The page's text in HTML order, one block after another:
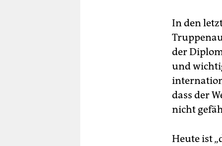
In den
der
und
dass der
nicht
Heute ist